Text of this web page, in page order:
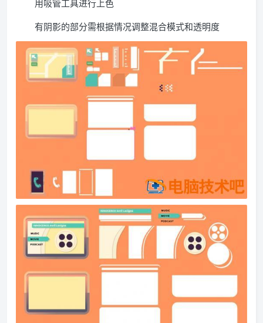
用吸管工具进行上色
有阴影的部分需根据情况调整混合模式和透明度